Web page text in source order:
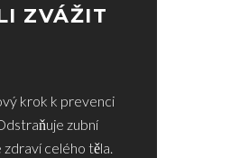
ZVÁŽIT
krok k prevenci
zubní
celého těla.